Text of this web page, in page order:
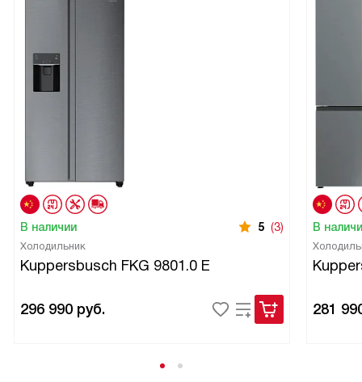
В наличии 5 (3)
Холодильник
Kuppersbusch FKG 9801.0 E
296 990 руб.
В
281